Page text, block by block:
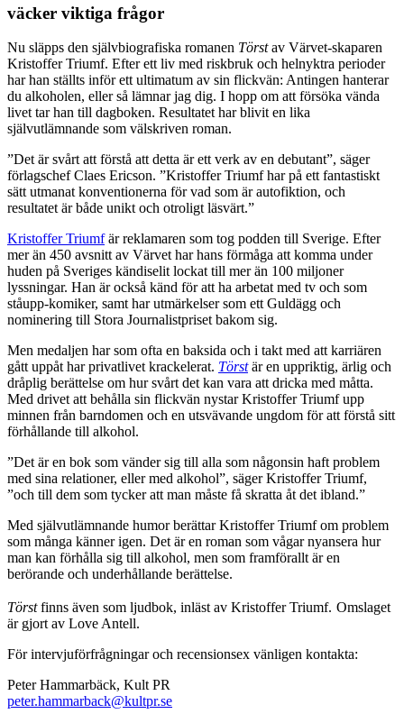
väcker viktiga frågor
Nu släpps den självbiografiska romanen Törstav Värvet-skaparen
Kristoffer Triumf. Efter ett liv med riskbruk och helnyktra perioder
har han ställts inför ett ultimatum av sin flickvän: Antingen hanterar
du alkoholen, eller så lämnar jag dig. I hopp om att försöka vända
livet tar han till dagboken. Resultatet har blivit en lika
självutlämnande som välskriven roman.
”Det är svårt att förstå att detta är ett verk av en debutant”, säger
förlagschef Claes Ericson. ”Kristoffer Triumf har på ett fantastiskt
sätt utmanat konventionerna för vad som är autofiktion, och
resultatet är både unikt och otroligt läsvärt.”
Kristoffer Triumfär reklamaren som tog podden till Sverige. Efter
mer än 450 avsnitt av Värvet har hans förmåga att komma under
huden på Sveriges kändiselit lockat till mer än 100 miljoner
lyssningar. Han är också känd för att ha arbetat med tv och som
ståupp-komiker, samt har utmärkelser som ett Guldägg och
nominering till Stora Journalistpriset bakom sig.
Men medaljen har som ofta en baksida och i takt med att karriären
gått uppåt har privatlivet krackelerat. Törstär en uppriktig, ärlig och
dråplig berättelse om hur svårt det kan vara att dricka med måtta.
Med drivet att behålla sin flickvän nystar Kristoffer Triumf upp
minnen från barndomen och en utsvävande ungdom för att förstå sitt
förhållande till alkohol.
”Det är en bok som vänder sig till alla som någonsin haft problem
med sina relationer, eller med alkohol”, säger Kristoffer Triumf,
”och till dem som tycker att man måste få skratta åt det ibland.”
Med självutlämnande humor berättar Kristoffer Triumf om problem
som många känner igen. Det är en roman som vågar nyansera hur
man kan förhålla sig till alkohol, men som framförallt är en
berörande och underhållande berättelse.
Törstfinns även som ljudbok, inläst av Kristoffer Triumf. Omslaget
är gjort av Love Antell.
För intervjuförfrågningar och recensionsex vänligen kontakta:
Peter Hammarbäck, Kult PR
peter.hammarback@kultpr.se